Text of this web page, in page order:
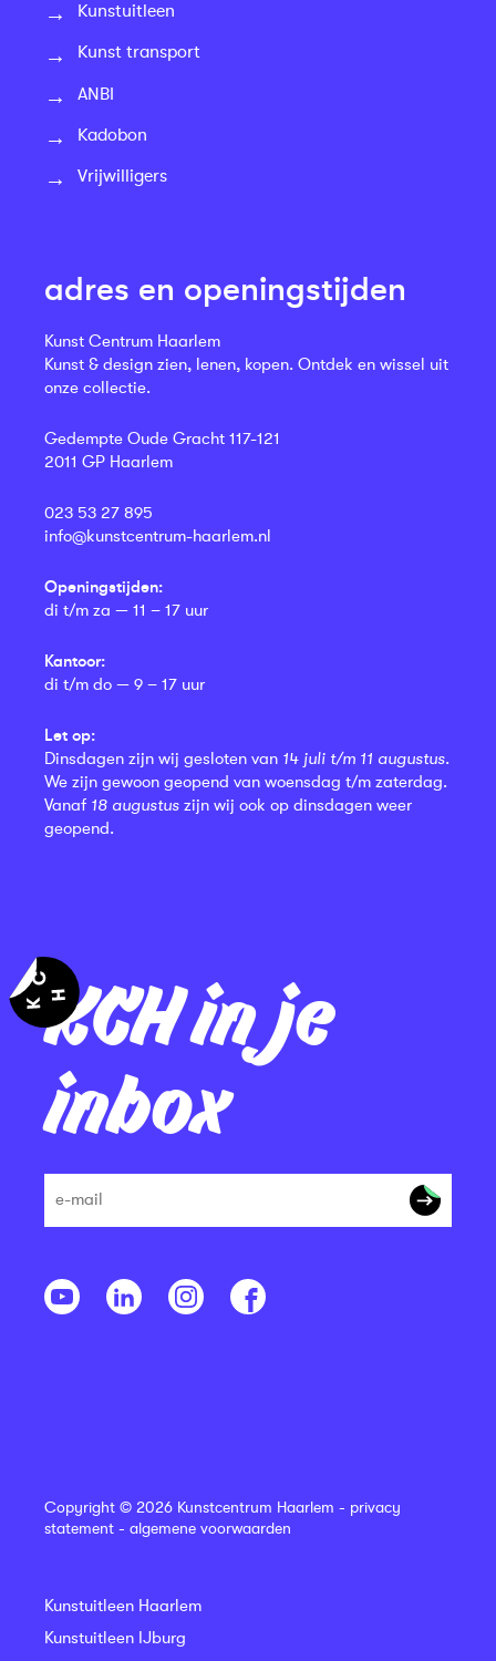
KCH in je
inbox
Kunstuitleen
Kunst transport
ANBI
Kadobon
Vrijwilligers
adres en openingstijden
Kunst Centrum Haarlem
Kunst & design zien, lenen, kopen. Ontdek en wissel uit
onze collectie.
Gedempte Oude Gracht 117-121
2011 GP Haarlem
023 53 27 895
info@kunstcentrum-haarlem.nl
Openingstijden:
di t/m za — 11 – 17 uur
Kantoor:
di t/m do — 9 – 17 uur
Let op:
Dinsdagen zijn wij gesloten van 14 juli t/m 11 augustus.
We zijn gewoon geopend van woensdag t/m zaterdag.
Vanaf 18 augustus zijn wij ook op dinsdagen weer
geopend.
Copyright © 2026 Kunstcentrum Haarlem - privacy
statement - algemene voorwaarden
Kunstuitleen Haarlem
Kunstuitleen IJburg